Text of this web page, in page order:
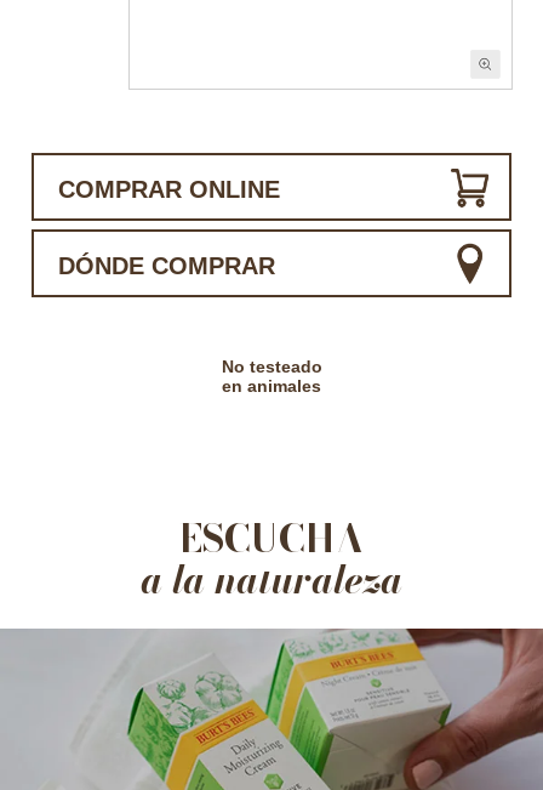
COMPRAR ONLINE
DÓNDE COMPRAR
No testeado
en animales
ESCUCHA
a la naturaleza